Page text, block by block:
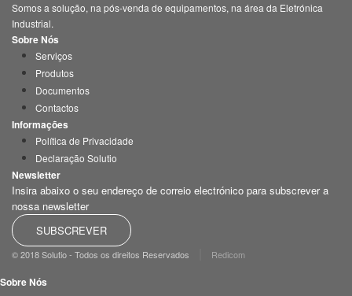
Somos a solução, na pós-venda de equipamentos, na área da Eletrónica
Industrial.
Sobre Nós
Serviços
Produtos
Documentos
Contactos
Informações
Política de Privacidade
Declaração Solutio
Newsletter
Insira abaixo o seu endereço de correio electrónico para subscrever a
nossa newsletter
SUBSCREVER
© 2018 Solutio - Todos os direitos Reservados Redicom
Sobre Nós